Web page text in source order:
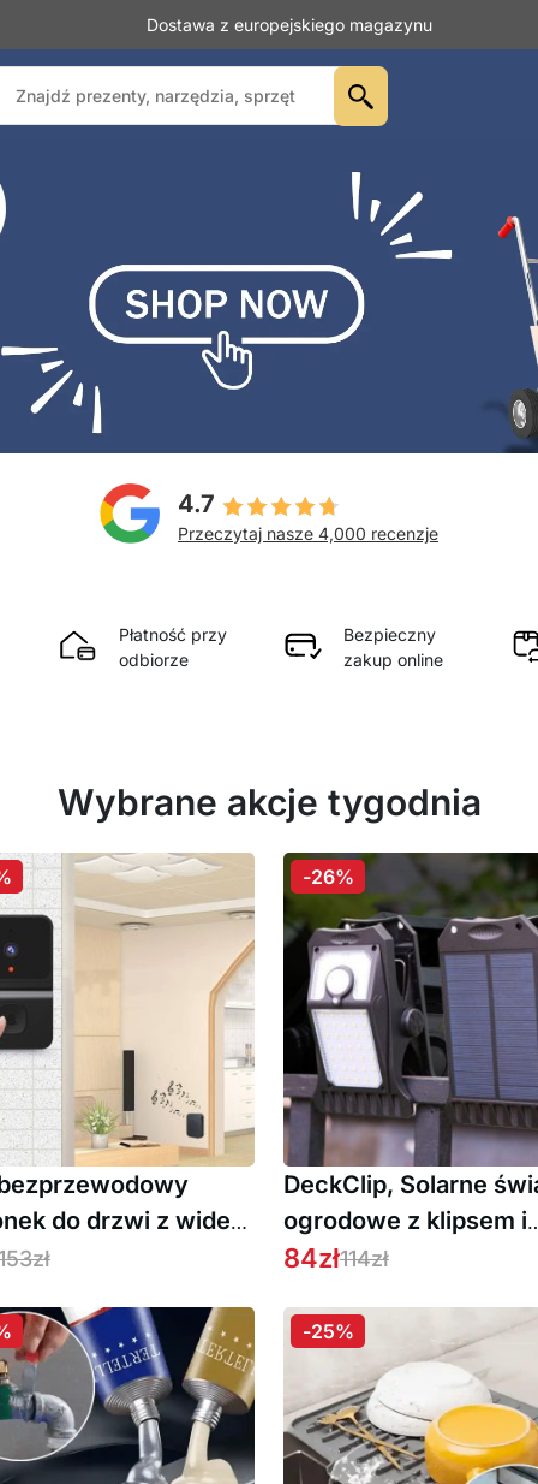
Dostawa z europejskiego magazynu
4.7
Przeczytaj nasze 4,000 recenzje
Płatność przy
odbiorze
Bezpieczny
zakup online
Wybrane akcje tygodnia
do drzwi z wideo,
zł
DeckClip, Solarne
ogrodowe z klipsem i
czujnikiem ruchu
84zł114zł
-26%
-25%